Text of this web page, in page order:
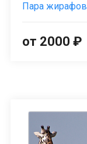
Пара жирафов
от 2000 ₽